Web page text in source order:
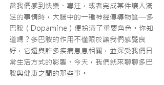
當我們感到快樂、專注，或者完成某件讓人滿
足的事情時，大腦中的一種神經傳導物質—多
巴胺（Dopamine）便扮演了重要角色。你知
道嗎？多巴胺的作用不僅限於讓我們感覺良
好，它還與許多疾病息息相關，並深受我們日
常生活方式的影響。今天，我們就來聊聊多巴
胺與健康之間的那些事。